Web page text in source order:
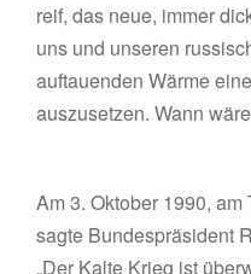
reif, das neue, immer
uns und unseren
auftauenden Wärme
auszusetzen. Wann
Am 3. Oktober 1990,
sagte Bundespräsident
„Der Kalte Krieg ist